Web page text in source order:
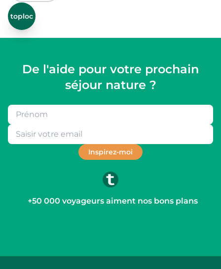
toploc
De l'aide pour votre prochain
séjour nature ?
Inspirez-moi
+50 000 voyageurs aiment nos bons plans